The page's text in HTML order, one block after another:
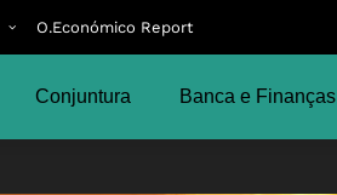
O.Económico Report
Conjuntura Banca e Finanças